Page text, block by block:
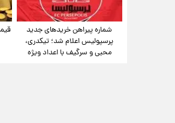
شماره پیراهن خریدهای جدید
پرسپولیس اعلام شد؛ تیکدری،
محبی و سرگیف با اعداد ویژه